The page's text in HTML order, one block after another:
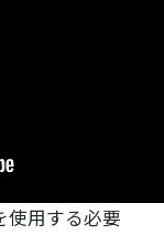
使用する必要